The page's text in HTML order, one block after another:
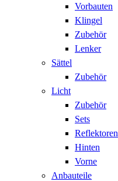
Vorbauten
Klingel
Zubehör
Lenker
Sättel
Zubehör
Licht
Zubehör
Sets
Reflektoren
Hinten
Vorne
Anbauteile